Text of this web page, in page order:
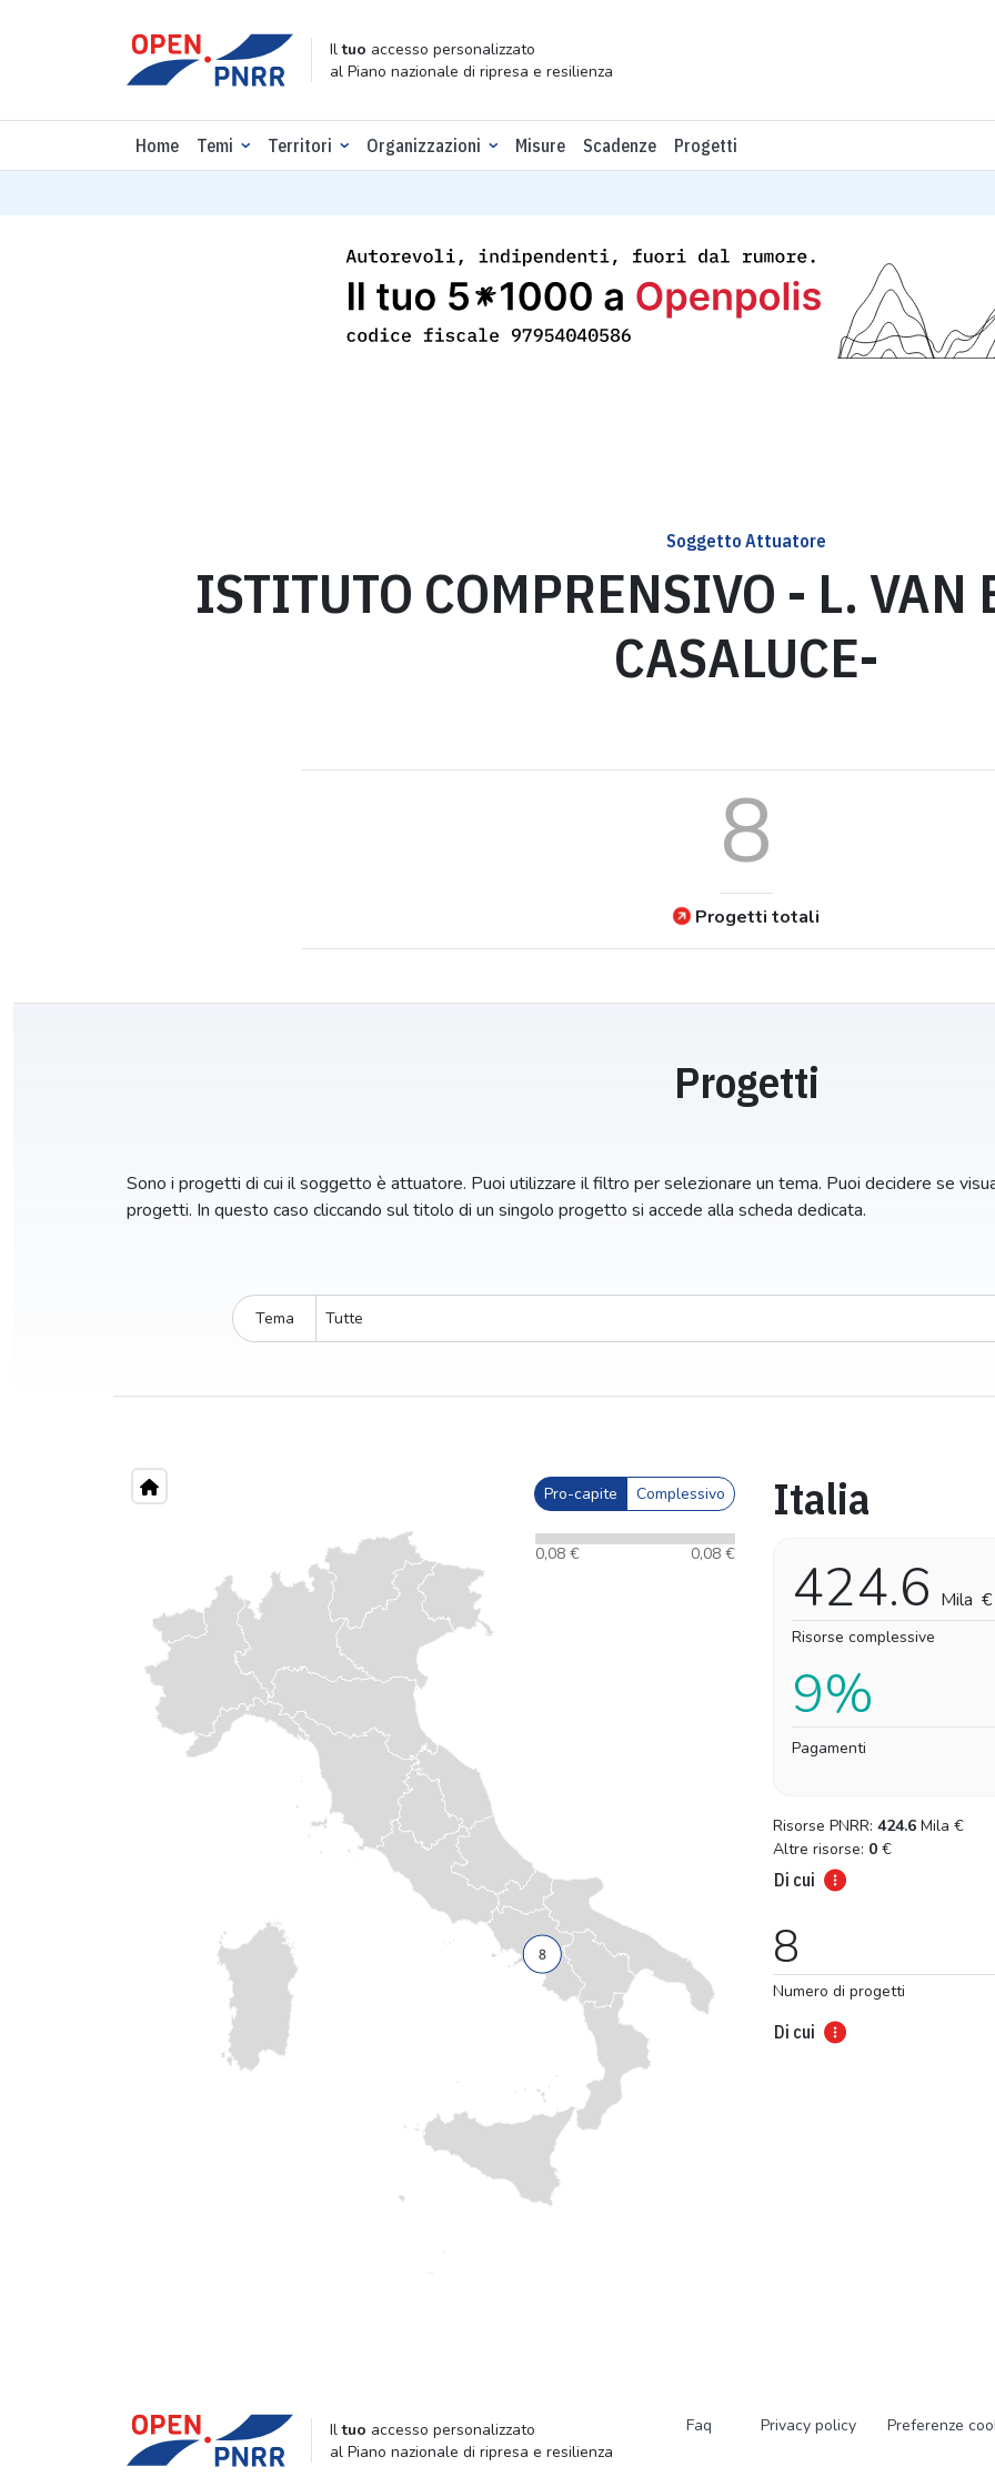
Iltuo accesso personalizzato
al Piano nazionale di ripresa e resilienza
Home Temi Territori Organizzazioni Misure Scadenze Progetti
Soggetto Attuatore
ISTITUTO COMPRENSIVO - L. VAN
CASALUCE-
8
Progetti totali
Progetti
Sono i progetti di cui il soggetto è attuatore. Puoi utilizzare il filtro per selezionare un tema. Puoi decidere se
progetti. In questo caso cliccando sul titolo di un singolo progetto si accede alla scheda dedicata.
Tema
Pro-capite Complessivo
0,08 € 0,08 €
Italia
424.6 Mila €
Risorse complessive
9%
Pagamenti
Risorse PNRR: 424.6 Mila €
Altre risorse: 0 €
Di cui
8
Numero di progetti
Di cui
Iltuo accesso personalizzato
al Piano nazionale di ripresa e resilienza
Faq Privacy policy Preferenze